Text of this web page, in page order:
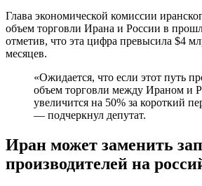
Глава экономической комиссии
объем торговли Ирана и России в
отметив, что эта цифра превысила $4
месяцев.
«Ожидается, что если этот путь
объем торговли между Ираном и
увеличится на 50% за короткий
— подчеркнул депутат.
Иран может заменить
производителей на